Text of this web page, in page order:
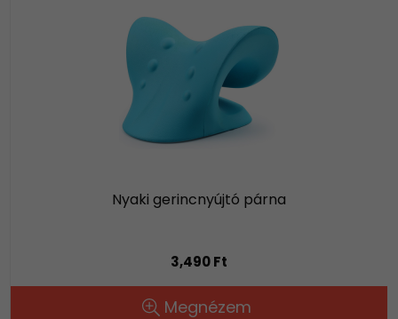
Nyaki gerincnyújtó párna
3,490 Ft
Megnézem